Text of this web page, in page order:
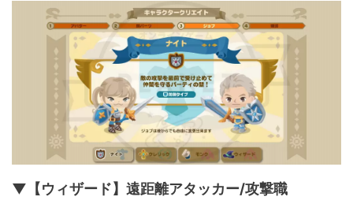
▼【ウィザード】遠距離アタッカー/攻撃職